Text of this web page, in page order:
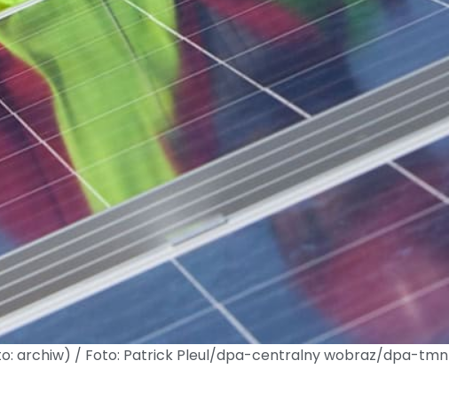
archiw) / Foto: Patrick Pleul/dpa-centralny wobraz/dpa-tmn